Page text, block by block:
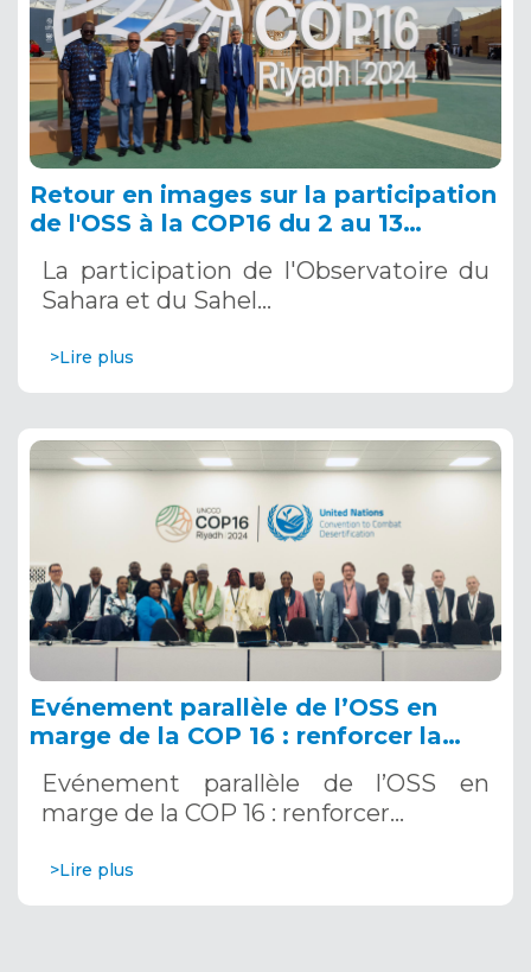
Retour en images sur la participation
de l'OSS à la COP16 du 2 au 13
Saoudite
La participation de l'Observatoire du
Sahara et du Sahel…
>Lire plus
Evénement parallèle de l’OSS en
marge de la COP 16 : renforcer la
Systèmes d’Alerte Précoce
Multirisques. 12 décembre 2024
Evénement parallèle de l’OSS en
marge de la COP 16 : renforcer…
>Lire plus